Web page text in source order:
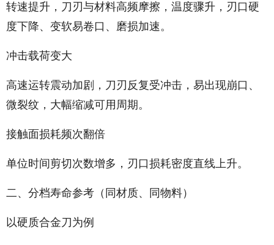
转速提升，刀刃与材料高频摩擦，温度骤升，刃口硬
度下降、变软易卷口、磨损加速。
冲击载荷变大
高速运转震动加剧，刀刃反复受冲击，易出现崩口、
微裂纹，大幅缩减可用周期。
接触面损耗频次翻倍
单位时间剪切次数增多，刃口损耗密度直线上升。
二、分档寿命参考（同材质、同物料）
以硬质合金刀为例